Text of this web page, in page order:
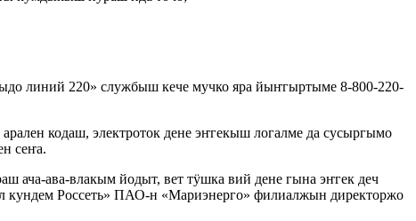
линий 220» службыш кече мучко яра йыҥгыртыме 8-800-220-
кодаш, электроток дене эҥгекыш логалме да сусыргымо
сеҥа.
ача-ава-влакым йодыт, вет тӱшка вий дене гына эҥгек деч
Россеть» ПАО-н «Мариэнерго» филиалжын директоржо